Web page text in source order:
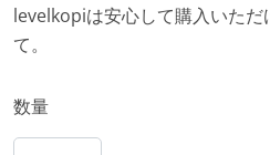
levelkopiは安心して購入いただ
て。
数量